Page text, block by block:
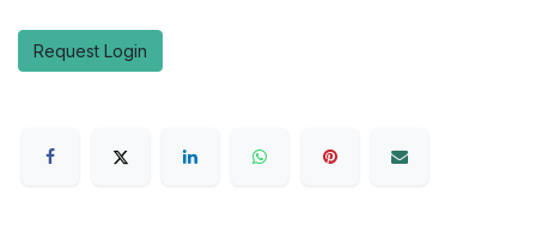
Request Login